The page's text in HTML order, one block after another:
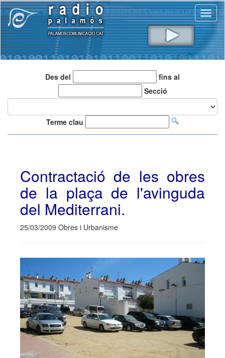
Des del
fins al
Secció
Terme clau
Contractació de les obres
de la plaça de l'avinguda
del Mediterrani.
25/03/2009 Obres i Urbanisme